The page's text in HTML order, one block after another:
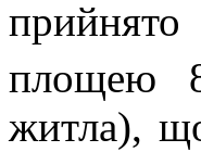
прийнято
площею
житла),